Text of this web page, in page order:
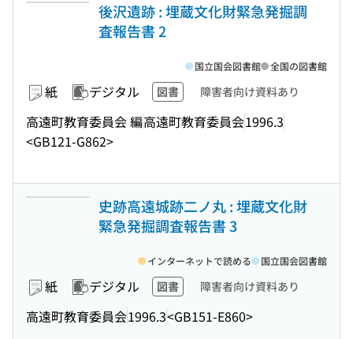
後沢遺跡 : 埋蔵文化財緊急発掘調
査報告書 2
紙 デジタル 図書 障害者向け資料あり
高遠町教育委員会 編高遠町教育委員会1996.3
<GB121-G862>
国立国会図書館 全国の図書館
史跡高遠城跡二ノ丸 : 埋蔵文化財
緊急発掘調査報告書 3
紙 デジタル 図書 障害者向け資料あり
高遠町教育委員会1996.3<GB151-E860>
インターネットで読める 国立国会図書館